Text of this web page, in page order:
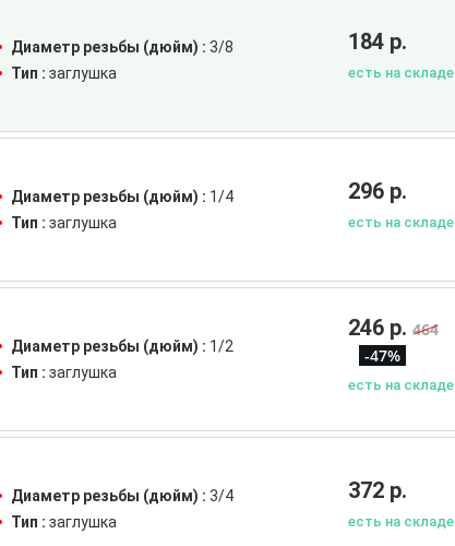
Диаметр резьбы (дюйм) : 1/4
Тип : заглушка
296 р.
есть на складе
Диаметр резьбы (дюйм) : 3/8
Тип : заглушка
184 р.
есть на складе
Диаметр резьбы (дюйм) : 1/2
Тип : заглушка
246 р. 464
-47%
есть на складе
Диаметр резьбы (дюйм) : 3/4
Тип : заглушка
372 р.
есть на складе